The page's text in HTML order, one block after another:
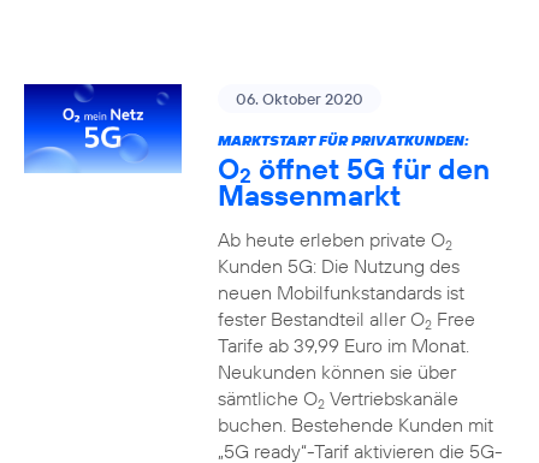
06. Oktober 2020
MARKTSTART FÜR PRIVATKUNDEN:
O2 öffnet 5G für den
Massenmarkt
Ab heute erleben private O2
Kunden 5G: Die Nutzung des
neuen Mobilfunkstandards ist
fester Bestandteil aller O2Free
Tarife ab 39,99 Euro im Monat.
Neukunden können sie über
sämtliche O2Vertriebskanäle
buchen. Bestehende Kunden mit
„5G ready“-Tarif aktivieren die 5G-